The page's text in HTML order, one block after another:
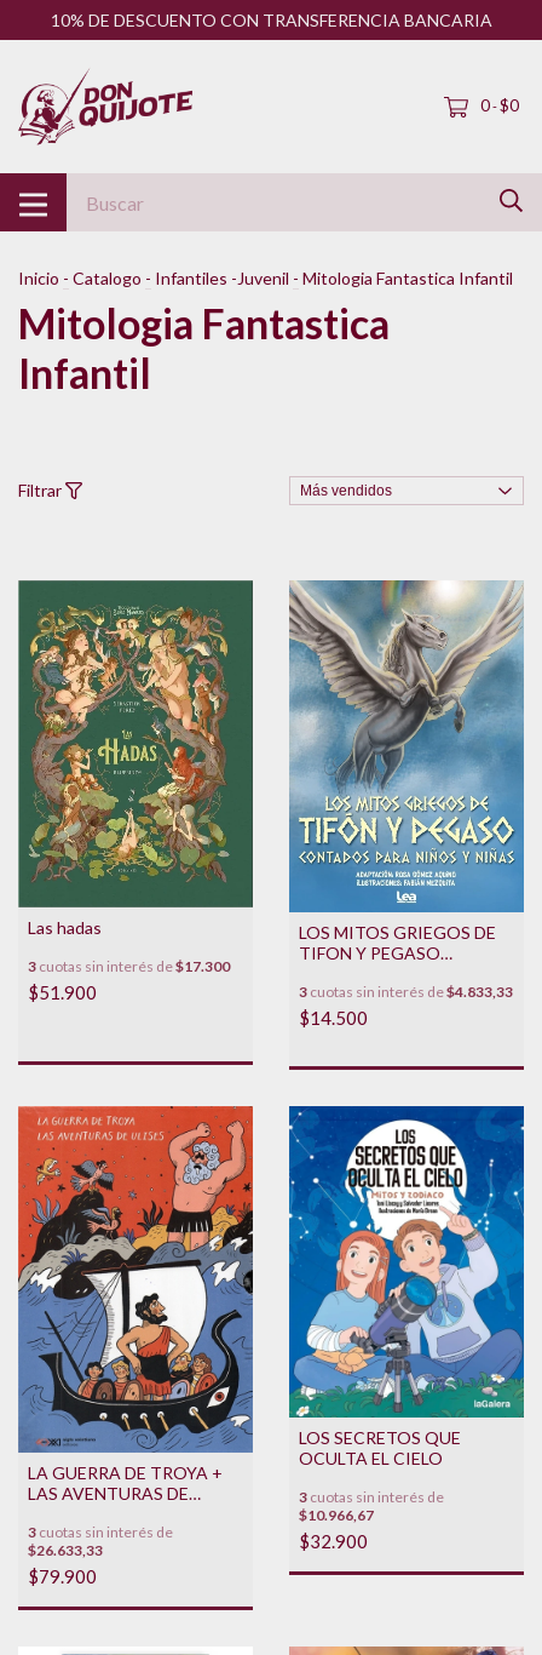
10% DE DESCUENTO CON TRANSFERENCIA BANCARIA
0-$0
Inicio - Catalogo - Infantiles -Juvenil - Mitologia Fantastica Infantil
Mitologia Fantastica
Infantil
Filtrar
Las hadas
3 cuotas sin interés de$17.300
$51.900
LOS MITOS GRIEGOS DE
TIFON Y PEGASO
Y NIÑAS
3 cuotas sin interés de$4.833,33
$14.500
LA GUERRA DE TROYA +
LAS AVENTURAS DE
VERSIONES ILUSTRADAS)
3 cuotas sin interés de
$26.633,33
$79.900
LOS SECRETOS QUE
OCULTA EL CIELO
3 cuotas sin interés de
$10.966,67
$32.900